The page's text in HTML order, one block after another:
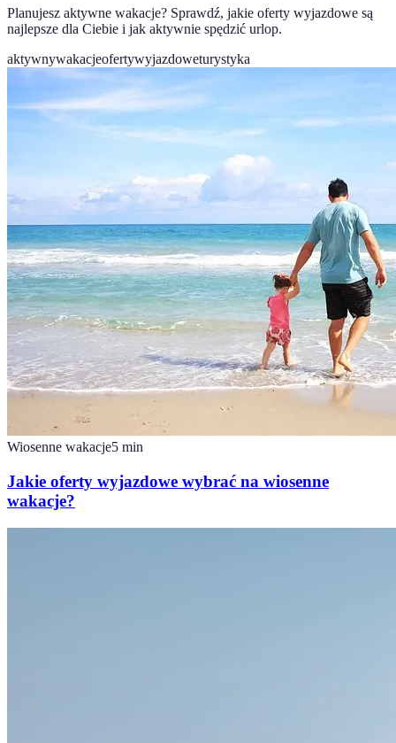
Planujesz aktywne wakacje? Sprawdź, jakie oferty wyjazdowe są
najlepsze dla Ciebie i jak aktywnie spędzić urlop.
aktywnywakacjeofertywyjazdoweturystyka
Wiosenne wakacje5 min
Jakie oferty wyjazdowe wybrać na wiosenne
wakacje?